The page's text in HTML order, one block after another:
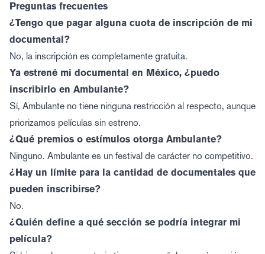
Preguntas frecuentes
¿Tengo que pagar alguna cuota de inscripción de mi
documental?
No, la inscripción es completamente gratuita.
Ya estrené mi documental en México, ¿puedo
inscribirlo en Ambulante?
Sí, Ambulante no tiene ninguna restricción al respecto, aunque
priorizamos películas sin estreno.
¿Qué premios o estímulos otorga Ambulante?
Ninguno. Ambulante es un festival de carácter no competitivo.
¿Hay un límite para la cantidad de documentales que
pueden inscribirse?
No.
¿Quién define a qué sección se podría integrar mi
película?